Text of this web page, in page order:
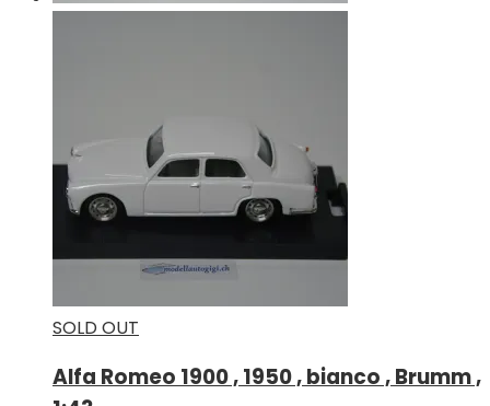
SOLD OUT
Alfa Romeo 1900 , 1950 , bianco , Brumm ,